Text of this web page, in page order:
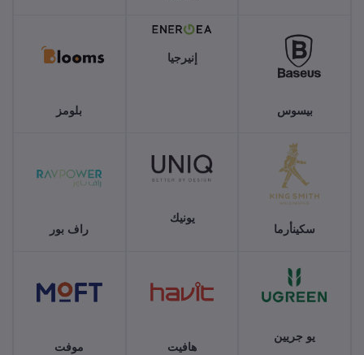
بيسوس
إنيرجيا
بلومز
سكينأرما
يونيك
راف بور
يو جريين
هافيت
موفت